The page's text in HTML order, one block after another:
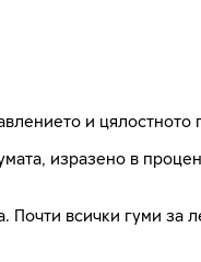
и цялостното
изразено в
Почти всички гуми за